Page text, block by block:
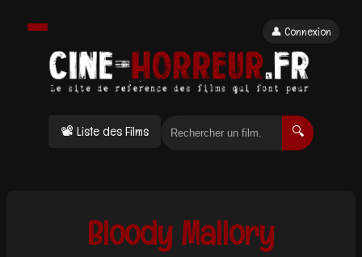
📽 Liste des Films 🔍
👤 Connexion
Bloody Mallory